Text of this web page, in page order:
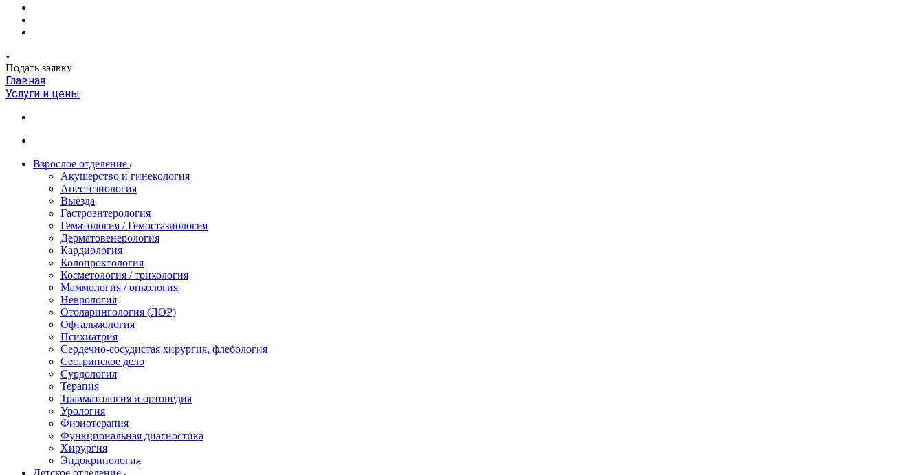
Подать заявку
Главная
Услуги и цены
Взрослое отделение
Акушерство и гинекология
Анестезиология
Выезда
Гастроэнтерология
Гематология / Гемостазиология
Дерматовенерология
Кардиология
Колопроктология
Косметология / трихология
Маммология / онкология
Неврология
Отоларингология (ЛОР)
Офтальмология
Психиатрия
Сердечно-сосудистая хирургия, флебология
Сестринское дело
Сурдология
Терапия
Травматология и ортопедия
Урология
Физиотерапия
Функциональная диагностика
Хирургия
Эндокринология
Детское отделение